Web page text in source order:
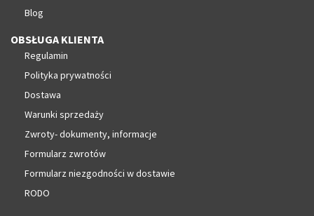
Blog
OBSŁUGA KLIENTA
Regulamin
Polityka prywatności
Dostawa
Warunki sprzedaży
Zwroty- dokumenty, informacje
Formularz zwrotów
Formularz niezgodności w dostawie
RODO